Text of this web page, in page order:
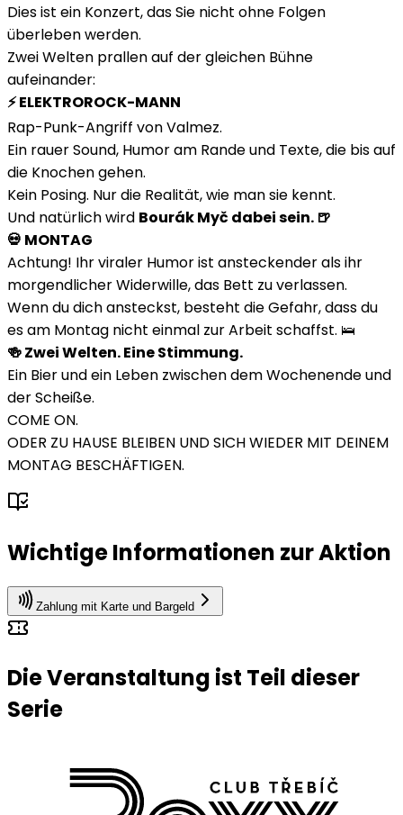
Dies ist ein Konzert, das Sie nicht ohne Folgen
überleben werden.
Zwei Welten prallen auf der gleichen Bühne
aufeinander:
⚡ ELEKTROROCK-MANN
Rap-Punk-Angriff von Valmez.
Ein rauer Sound, Humor am Rande und Texte, die bis auf
die Knochen gehen.
Kein Posing. Nur die Realität, wie man sie kennt.
Und natürlich wird Bourák Myč dabei sein. 🍺
💀 MONTAG
Achtung! Ihr viraler Humor ist ansteckender als ihr
morgendlicher Widerwille, das Bett zu verlassen.
Wenn du dich ansteckst, besteht die Gefahr, dass du
es am Montag nicht einmal zur Arbeit schaffst. 🛌
🍻 Zwei Welten. Eine Stimmung.
Ein Bier und ein Leben zwischen dem Wochenende und
der Scheiße.
COME ON.
ODER ZU HAUSE BLEIBEN UND SICH WIEDER MIT DEINEM
MONTAG BESCHÄFTIGEN.
Wichtige Informationen zur Aktion
Zahlung mit Karte und Bargeld
Die Veranstaltung ist Teil dieser
Serie